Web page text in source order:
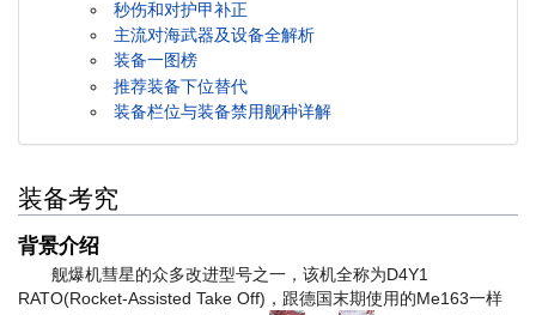
秒伤和对护甲补正
主流对海武器及设备全解析
装备一图榜
推荐装备下位替代
装备栏位与装备禁用舰种详解
装备考究
背景介绍
舰爆机彗星的众多改进型号之一，该机全称为D4Y1
RATO(Rocket-Assisted Take Off)，跟德国末期使用的Me163一样